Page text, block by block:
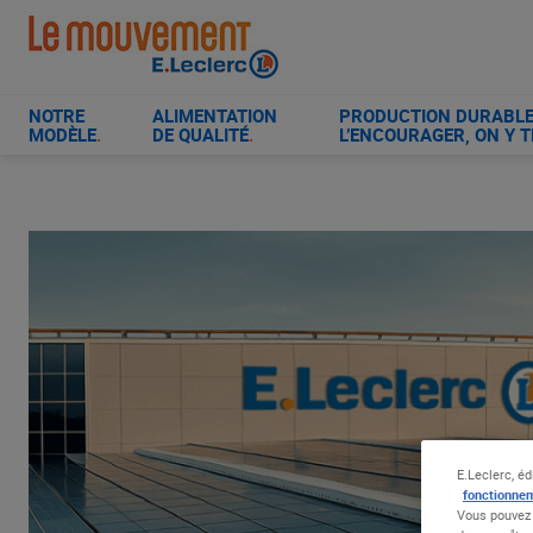
Aller
contenu
NOTRE
MODÈLE.
ALIMENTATION
DE QUALITÉ.
PRODUCTION
L’ENCOURAGER, ON Y
E.Leclerc,
Vous